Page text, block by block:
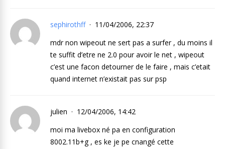
sephirothff
11/04/2006, 22:37
mdr non wipeout ne sert pas a surfer , du moins il
te suffit d’etre ne 2.0 pour avoir le net , wipeout
c’est une facon detourner de le faire , mais c’etait
quand internet n’existait pas sur psp
julien
12/04/2006, 14:42
moi ma livebox né pa en configuration
8002.11b+g , es ke je pe cnangé cette